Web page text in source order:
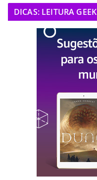
DICAS: LEITURA GEEK